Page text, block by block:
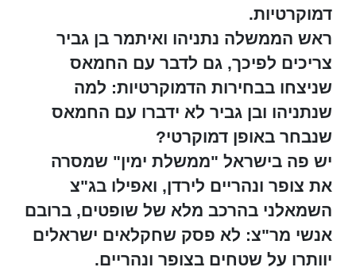
דמוקרטיות.
ראש הממשלה נתניהו ואיתמר בן גביר
צריכים לפיכך, גם לדבר עם החמאס
שניצחו בבחירות הדמוקרטיות: למה
שנתניהו ובן גביר לא ידברו עם החמאס
שנבחר באופן דמוקרטי?
יש פה בישראל "ממשלת ימין" שמסרה
את צופר ונהריים לירדן, ואפילו בג"צ
השמאלני בהרכב מלא של שופטים, ברובם
אנשי מר"צ: לא פסק שחקלאים ישראלים
יוותרו על שטחים בצופר ונהריים.